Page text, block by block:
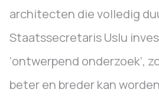
architecten die volledig
Staatssecretaris Uslu
‘ontwerpend onderzoek’,
beter en breder kan